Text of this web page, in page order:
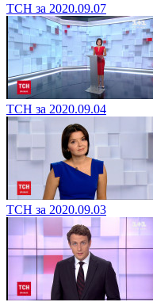
ТСН за 2020.09.07
ТСН за 2020.09.04
ТСН за 2020.09.03